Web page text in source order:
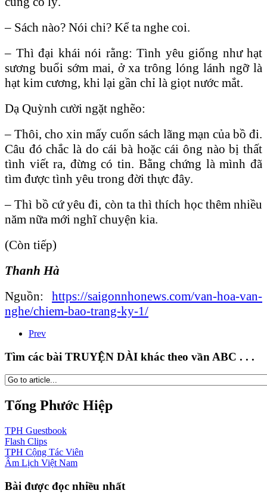
– Sách nào? Nói chi? Kể ta nghe coi.
– Thì đại khái nói rằng: Tình yêu giống như hạt
sương buổi sớm mai, ở xa trông lóng lánh ngỡ là
hạt kim cương, khi lại gần chỉ là giọt nước mắt.
Dạ Quỳnh cười ngặt nghẽo:
– Thôi, cho xin mấy cuốn sách lãng mạn của bồ đi.
Câu đó chắc là do cái bà hoặc cái ông nào bị thất
tình viết ra, đừng có tin. Bằng chứng là mình đã
tìm được tình yêu trong đời thực đây.
– Thì bồ cứ yêu đi, còn ta thì thích học thêm nhiều
năm nữa mới nghĩ chuyện kia.
(Còn tiếp)
Thanh Hà
Nguồn: https://saigonnhonews.com/van-hoa-van-
nghe/chiem-bao-trang-ky-1/
Prev
Tìm các bài TRUYỆN DÀI khác theo vần ABC . . .
Tống Phước Hiệp
TPH Guestbook
Flash Clips
TPH Cộng Tác Viên
Âm Lịch Việt Nam
Bài được đọc nhiều nhất